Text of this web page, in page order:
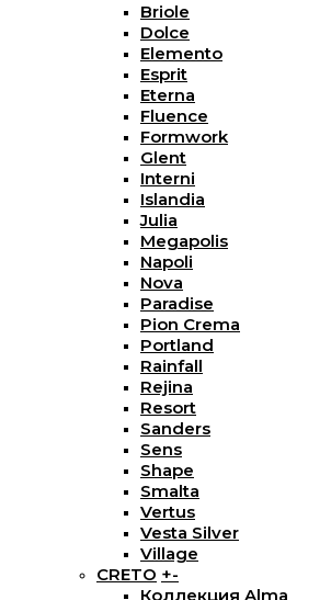
Briole
Dolce
Elemento
Esprit
Eterna
Fluence
Formwork
Glent
Interni
Islandia
Julia
Megapolis
Napoli
Nova
Paradise
Pion Crema
Portland
Rainfall
Rejina
Resort
Sanders
Sens
Shape
Smalta
Vertus
Vesta Silver
Village
CRETO +-
Коллекция Alma